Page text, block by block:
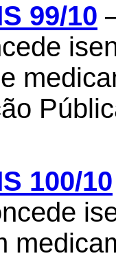
99/10
100/10